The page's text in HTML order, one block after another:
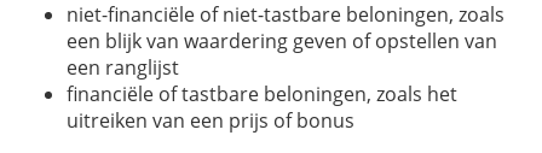
niet-financiële of niet-tastbare beloningen, zoals
een blijk van waardering geven of opstellen van
een ranglijst
financiële of tastbare beloningen, zoals het
uitreiken van een prijs of bonus